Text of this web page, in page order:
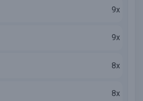
9x
9x
8x
8x